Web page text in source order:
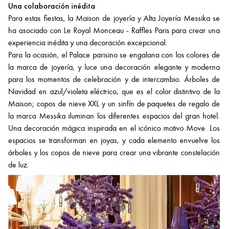
Una colaboración inédita
Para estas fiestas, la Maison de joyería y Alta Joyería Messika se
ha asociado con Le Royal Monceau - Raffles Paris para crear una
experiencia inédita y una decoración excepcional.
Para la ocasión, el Palace parisino se engalana con los colores de
la marca de joyería, y luce una decoración elegante y moderna
para los momentos de celebración y de intercambio. Árboles de
Navidad en azul/violeta eléctrico, que es el color distintivo de la
Maison; copos de nieve XXL y un sinfín de paquetes de regalo de
la marca Messika iluminan los diferentes espacios del gran hotel.
Una decoración mágica inspirada en el icónico motivo Move. Los
espacios se transforman en joyas, y cada elemento envuelve los
árboles y los copos de nieve para crear una vibrante constelación
de luz.